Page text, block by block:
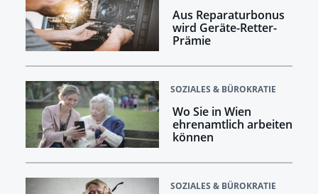
Aus Reparaturbonus
wird Geräte-Retter-
Prämie
SOZIALES & BÜROKRATIE
Wo Sie in Wien
ehrenamtlich arbeiten
können
SOZIALES & BÜROKRATIE